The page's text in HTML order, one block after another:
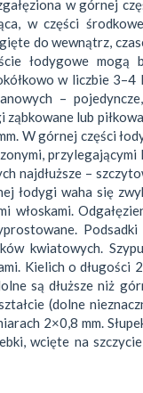
w górnej
w części
do wewnątrz,
łodygowe mogą
w liczbie 3–4
–
ząbkowane lub
W górnej części
przylegającymi
najdłuższe –
łodygi waha się
Podsadki
kwiatowych.
Kielich o długości
są dłuższe niż
(dolne
2×0,8 mm.
wcięte na